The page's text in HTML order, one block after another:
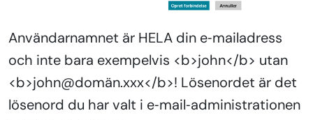
Användarnamnet är HELA din e‑mailadress
och inte bara exempelvis <b>john</b> utan
<b>john@domän.xxx</b>! Lösenordet är det
lösenord du har valt i e‑mail‑administrationen